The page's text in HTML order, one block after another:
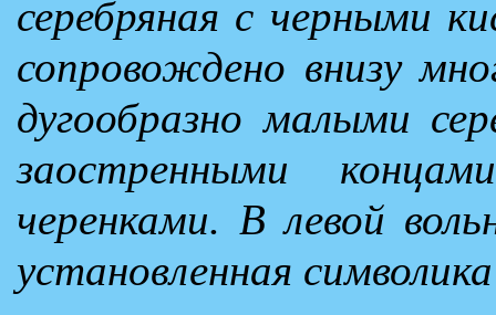
серебряная с черными
сопровождено внизу
дугообразно малыми
заостренными
черенками. В левой
установленная